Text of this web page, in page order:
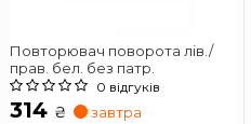
Повторювач поворота лів./
прав. бел. без патр.
0 відгуків
314 ₴ завтра